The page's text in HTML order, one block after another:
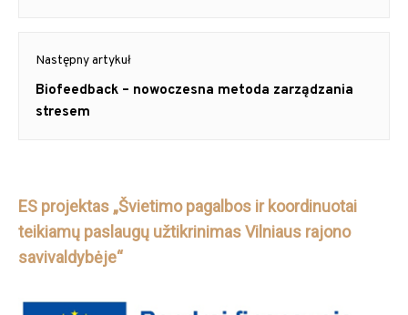
Następny artykuł
Next
post:
Biofeedback – nowoczesna metoda zarządzania
stresem
ES projektas „Švietimo pagalbos ir koordinuotai
teikiamų paslaugų užtikrinimas Vilniaus rajono
savivaldybėje“